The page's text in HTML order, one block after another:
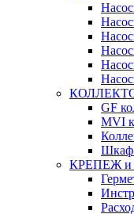
GF
MVI
Шкаф
КРЕПЕЖ